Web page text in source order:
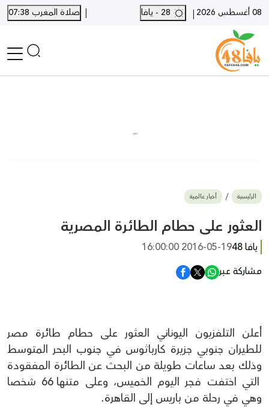
08 أغسطس 2026 |
| صلاة المغرب 07:38
بيع وشراء
أخبار القدس
وفيات
المزيد
الرئيسية أخبار عالمية
العثور على حطام الطائرة المصرية
يافا 48
2016-05-19 16:00:00
مشاركة عبر
أعلن التلفزيون اليوناني العثور على حطام طائرة مصر
للطيران جنوبي جزيرة كارباثوس في جنوب البحر المتوسط
وذلك بعد ساعات طويلة من البحث عن الطائرة المفقودة
التي اختفت فجر اليوم الخميس، وعلى متنها 66 شخصا
وهي في رحلة من باريس إلى القاهرة.